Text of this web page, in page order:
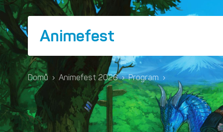
Animefest
Domů › Animefest 2026 › Program ›